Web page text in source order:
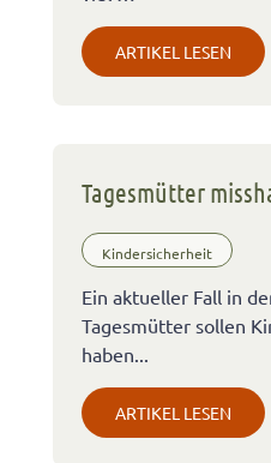
ARTIKEL LESEN
Tagesmütter
Kindersicherheit
Ein aktueller Fall in
Tagesmütter sollen
haben...
ARTIKEL LESEN